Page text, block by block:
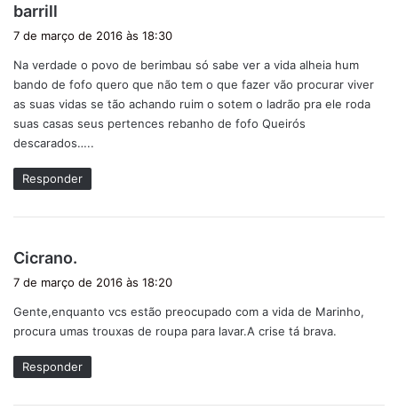
barrill
s
e
:
7 de março de 2016 às 18:30
Na verdade o povo de berimbau só sabe ver a vida alheia hum
bando de fofo quero que não tem o que fazer vão procurar viver
as suas vidas se tão achando ruim o sotem o ladrão pra ele roda
suas casas seus pertences rebanho de fofo Queirós
descarados…..
Responder
Cicrano.
s
e
:
7 de março de 2016 às 18:20
Gente,enquanto vcs estão preocupado com a vida de Marinho,
procura umas trouxas de roupa para lavar.A crise tá brava.
Responder